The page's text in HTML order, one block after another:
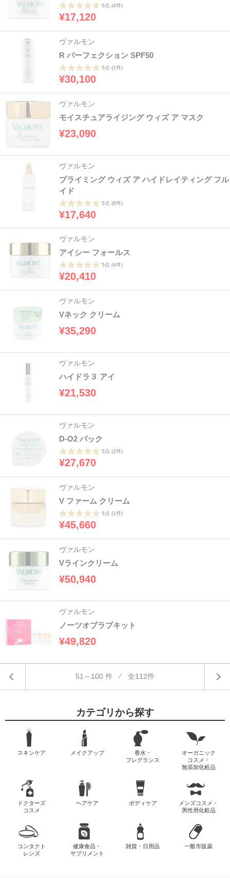
5点 (4件)
¥17,120
ヴァルモン
R パーフェクション SPF50
5点 (1件)
¥30,100
ヴァルモン
モイスチュアライジング ウィズ ア マスク
¥23,090
ヴァルモン
プライミング ウィズ ア ハイドレイティング フル
イド
5点 (6件)
¥17,640
ヴァルモン
アイシー フォールス
5点 (4件)
¥20,410
ヴァルモン
Vネック クリーム
¥35,290
ヴァルモン
ハイドラ３ アイ
¥21,530
ヴァルモン
D-O2 パック
5点 (2件)
¥27,670
ヴァルモン
V ファーム クリーム
5点 (1件)
¥45,660
ヴァルモン
Vラインクリーム
¥50,940
ヴァルモン
ノーツオブラブキット
¥49,820
51～100 件 ⁄ 全112件
カテゴリから探す
スキンケア メイクアップ
香水・
フレグランス
オーガニック
コスメ・
無添加化粧品
ドクターズ
コスメ
ヘアケア ボディケア
メンズコスメ・
男性用化粧品
コンタクト
レンズ
健康食品・
サプリメント
雑貨・日用品 一般市販薬